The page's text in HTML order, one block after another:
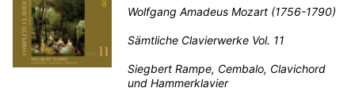
Wolfgang Amadeus Mozart (1756-1790)
Sämtliche Clavierwerke Vol. 11
Siegbert Rampe, Cembalo, Clavichord
und Hammerklavier